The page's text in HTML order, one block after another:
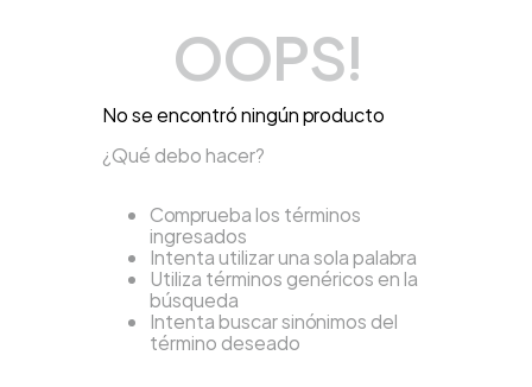
OOPS!
No se encontró ningún producto
¿Qué debo hacer?
Comprueba los términos
ingresados
Intenta utilizar una sola palabra
Utiliza términos genéricos en la
búsqueda
Intenta buscar sinónimos del
término deseado